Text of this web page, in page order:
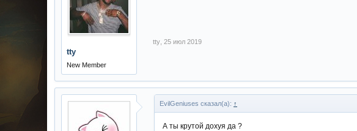
tty
New Member
tty 25 июл 2019
EvilGeniuses сказал(а): ↑
А ты крутой дохуя да ?